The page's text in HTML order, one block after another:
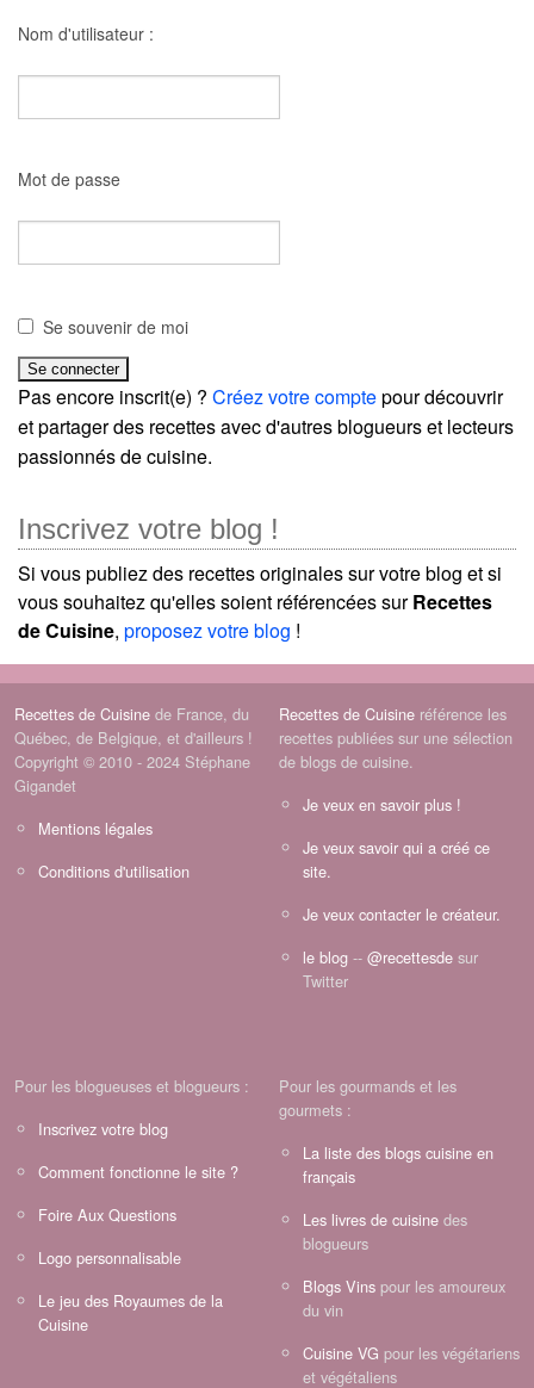
Nom d'utilisateur :
Mot de passe
Se souvenir de moi
Pas encore inscrit(e) ? Créez votre comptepour découvrir
et partager des recettes avec d'autres blogueurs et lecteurs
passionnés de cuisine.
Inscrivez votre blog !
Si vous publiez des recettes originales sur votre blog et si
vous souhaitez qu'elles soient référencées surRecettes
de Cuisine, proposez votre blog !
Recettes de Cuisine de France, du
Québec, de Belgique, et d'ailleurs !
Copyright © 2010 - 2024 Stéphane
Gigandet
Mentions légales
Conditions d'utilisation
Recettes de Cuisine référence les
recettes publiées sur une sélection
de blogs de cuisine.
Je veux en savoir plus !
Je veux savoir qui a créé ce
site.
Je veux contacter le créateur.
le blog -- @recettesde sur
Twitter
Pour les blogueuses et blogueurs :
Inscrivez votre blog
Comment fonctionne le site ?
Foire Aux Questions
Logo personnalisable
Le jeu des Royaumes de la
Cuisine
Pour les gourmands et les
gourmets :
La liste des blogs cuisine en
français
Les livres de cuisine des
blogueurs
Blogs Vins pour les amoureux
du vin
Cuisine VG pour les végétariens
et végétaliens